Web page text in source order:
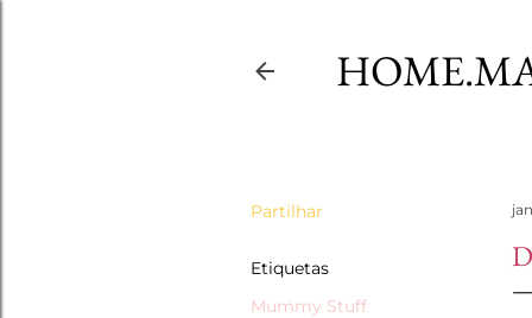
Partilhar
Etiquetas
Mummy Stuff